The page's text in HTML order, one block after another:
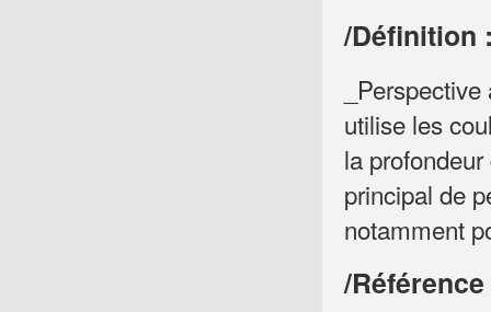
/Définition
utilise les
la
principal de
notamment
/